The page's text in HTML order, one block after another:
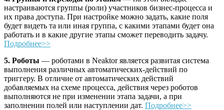
настраиваются группы (роли) участников бизнес-процесса и
их права доступа. При настройке можно задать, какие поля
будет видеть та или иная группа, с какими этапами будет она
работать и в какие другие этапы сможет переводить задачу.
Подробнее>>
5. Роботы — роботами в Neaktor является развитая система
выполнения различных автоматических-действий по
триггеру. В отличие от автоматических действий
добавляемых на схеме процесса, действия через роботов
выполняются не при изменении этапа задачи, а при
заполнении полей или наступлении дат. Подробнее>>